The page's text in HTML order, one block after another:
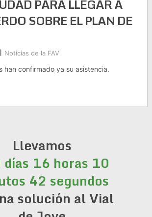
PARA LLEGAR A
SOBRE EL PLAN DE
Noticias de la FAV
han confirmado ya su asistencia.
Llevamos
16 horas 10
42 segundos
solución al Vial